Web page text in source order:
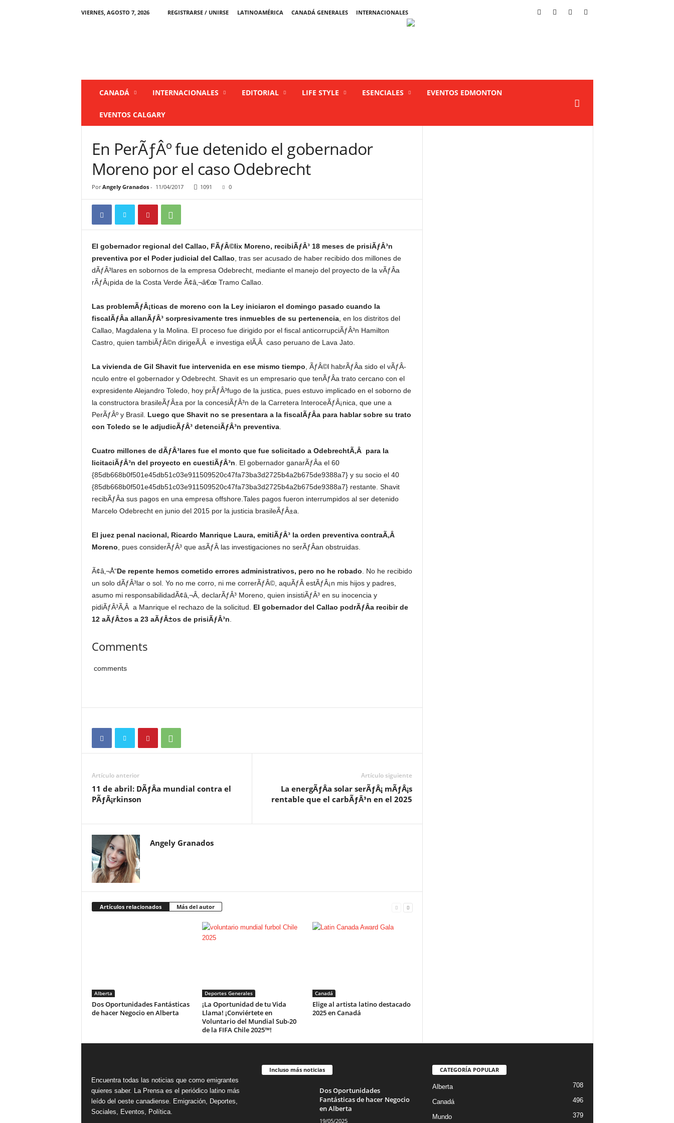
VIERNES, AGOSTO 7, 2026 REGISTRARSE / UNIRSE LATINOAMÉRICA CANADÁ GENERALES
INTERNACIONALES
CANADÁ INTERNACIONALES EDITORIAL LIFE STYLE ESENCIALES EVENTOS EDMONTON
EVENTOS CALGARY
En PerÃƒÂº fue detenido el gobernador
Moreno por el caso Odebrecht
Por Angely Granados- 11/04/2017 1091 0
El gobernador regional del Callao, FÃƒÂ©lix Moreno, recibiÃƒÂ³ 18 meses de prisiÃƒÂ³n
preventiva por el Poder judicial del Callao , tras ser acusado de haber recibido dos millones de
dÃƒÂ³lares en sobornos de la empresa Odebrecht, mediante el manejo del proyecto de la vÃƒÂ­a
rÃƒÂ¡pida de la Costa Verde Ã¢â‚¬â€œ Tramo Callao.
Las problemÃƒÂ¡ticas de moreno con la Ley iniciaron el domingo pasado cuando la
fiscalÃƒÂ­a allanÃƒÂ³ sorpresivamente tres inmuebles de su pertenencia, en los distritos del
Callao, Magdalena y la Molina. El proceso fue dirigido por el fiscal anticorrupciÃƒÂ³n Hamilton
Castro, quien tambiÃƒÂ©n dirigeÃ‚Â e investiga elÃ‚Â caso peruano de Lava Jato.
La vivienda de Gil Shavit fue intervenida en ese mismo tiempo , ÃƒÂ©l habrÃƒÂ­a sido el vÃƒÂ­
nculo entre el gobernador y Odebrecht. Shavit es un empresario que tenÃƒÂ­a trato cercano con el
expresidente Alejandro Toledo, hoy prÃƒÂ³fugo de la justica, pues estuvo implicado en el soborno de
la constructora brasileÃƒÂ±a por la concesiÃƒÂ³n de la Carretera InteroceÃƒÂ¡nica, que une a
PerÃƒÂº y Brasil. Luego que Shavit no se presentara a la fiscalÃƒÂ­a para hablar sobre su trato
con Toledo se le adjudicÃƒÂ³ detenciÃƒÂ³n preventiva.
Cuatro millones de dÃƒÂ³lares fue el monto que fue solicitado a OdebrechtÃ‚Â para la
licitaciÃƒÂ³n del proyecto en cuestiÃƒÂ³n . El gobernador ganarÃƒÂ­a el 60
{85db668b0f501e45db51c03e911509520c47fa73ba3d2725b4a2b675de9388a7} y su socio el 40
{85db668b0f501e45db51c03e911509520c47fa73ba3d2725b4a2b675de9388a7} restante. Shavit
recibÃƒÂ­a sus pagos en una empresa offshore.Tales pagos fueron interrumpidos al ser detenido
Marcelo Odebrecht en junio del 2015 por la justicia brasileÃƒÂ±a.
El juez penal nacional, Ricardo Manrique Laura, emitiÃƒÂ³ la orden preventiva contraÃ‚Â
Moreno , pues considerÃƒÂ³ que asÃƒÂ­ las investigaciones no serÃƒÂ­an obstruidas.
Ã¢â‚¬Å“De repente hemos cometido errores administrativos, pero no he robado . No he recibido
un solo dÃƒÂ³lar o sol. Yo no me corro, ni me correrÃƒÂ©, aquÃƒÂ­ estÃƒÂ¡n mis hijos y padres,
asumo mi responsabilidadÃ¢â‚¬Â, declarÃƒÂ³ Moreno, quien insistiÃƒÂ³ en su inocencia y
pidiÃƒÂ³Ã‚Â a Manrique el rechazo de la solicitud. El gobernador del Callao podrÃƒÂ­a recibir de
12 aÃƒÂ±os a 23 aÃƒÂ±os de prisiÃƒÂ³n
Comments
comments
Artículo anterior
11 de abril: DÃƒÂ­a mundial contra el
PÃƒÂ¡rkinson
Artículo siguiente
La energÃƒÂ­a solar serÃƒÂ¡ mÃƒÂ¡s
rentable que el carbÃƒÂ³n en el 2025
Angely Granados
Artículos relacionados Más del autor
Alberta
Dos Oportunidades Fantásticas
de hacer Negocio en Alberta
Deportes Generales
¡La Oportunidad de tu Vida
Llama! ¡Conviértete en
Voluntario del Mundial Sub-20
de la FIFA Chile 2025™!
Canadá
Elige al artista latino destacado
2025 en Canadá
Encuentra todas las noticias que como emigrantes
quieres saber. La Prensa es el periódico latino más
leído del oeste canadiense. Emigración, Deportes,
Sociales, Eventos, Política.
Incluso más noticias
Dos Oportunidades
Fantásticas de hacer Negocio
en Alberta
19/05/2025
CATEGORÍA POPULAR
Alberta 708
Canadá 496
Mundo 379